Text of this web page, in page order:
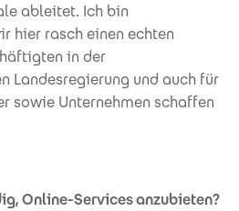
ableitet. Ich bin
hier rasch einen echten
in der
Landesregierung und auch für
sowie Unternehmen schaffen
Online-Services anzubieten?